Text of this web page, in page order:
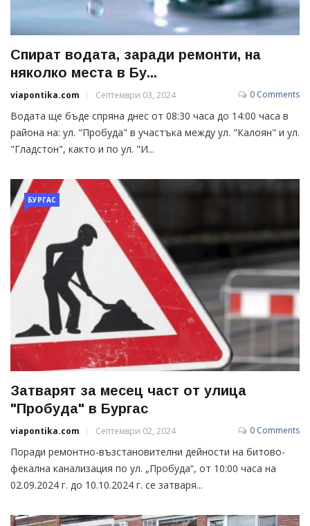
Спират водата, заради ремонти, на
няколко места в Бу...
viapontika.com Септември 03, 2024 0 Comments
Водата ще бъде спряна днес от 08:30 часа до 14:00 часа в
района на: ул. "Пробуда" в участъка между ул. "Калоян" и ул.
"Гладстон", както и по ул. "И...
БУРГАС
Затварят за месец част от улица
"Пробуда" в Бургас
viapontika.com Септември 02, 2024 0 Comments
Поради ремонтно-възстановителни дейности на битово-
фекална канализация по ул. „Пробуда“, от 10:00 часа на
02.09.2024 г. до 10.10.2024 г. се затваря...